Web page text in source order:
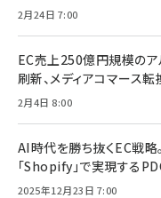
2月24日 7:00
EC売上250億円規模の
刷新、メディアコマース転
2月4日 8:00
AI時代を勝ち抜くEC戦略
「Shopify」で実現する
2025年12月23日 7:00